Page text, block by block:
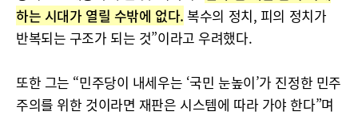
하는 시대가 열릴 수밖에 없다. 복수의 정치, 피의 정치가
반복되는 구조가 되는 것”이라고 우려했다.
또한 그는 “민주당이 내세우는 ‘국민 눈높이’가 진정한 민주
주의를 위한 것이라면 재판은 시스템에 따라 가야 한다”며